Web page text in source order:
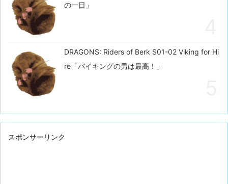
の一日」
DRAGONS: Riders of Berk S01-02 Viking for Hi
re「バイキングの男は最高！」
スポンサーリンク